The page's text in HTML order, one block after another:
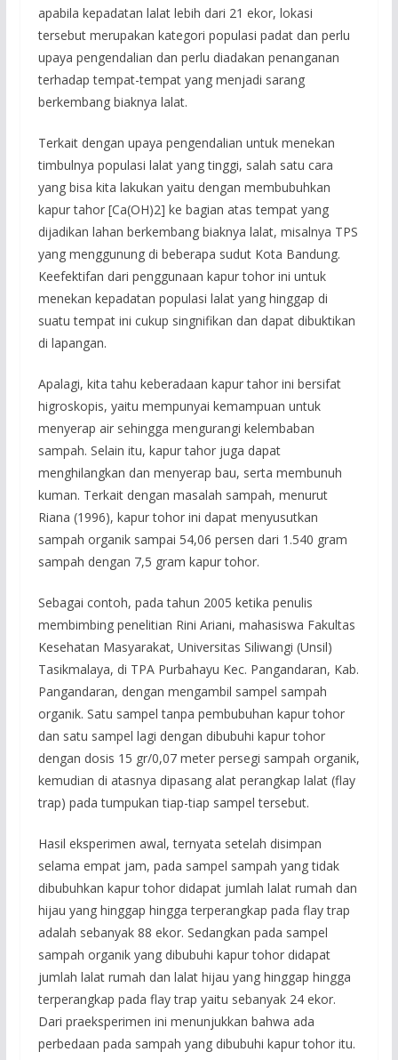
apabila kepadatan lalat lebih dari 21 ekor, lokasi
tersebut merupakan kategori populasi padat dan perlu
upaya pengendalian dan perlu diadakan penanganan
terhadap tempat-tempat yang menjadi sarang
berkembang biaknya lalat.
Terkait dengan upaya pengendalian untuk menekan
timbulnya populasi lalat yang tinggi, salah satu cara
yang bisa kita lakukan yaitu dengan membubuhkan
kapur tahor [Ca(OH)2] ke bagian atas tempat yang
dijadikan lahan berkembang biaknya lalat, misalnya TPS
yang menggunung di beberapa sudut Kota Bandung.
Keefektifan dari penggunaan kapur tohor ini untuk
menekan kepadatan populasi lalat yang hinggap di
suatu tempat ini cukup singnifikan dan dapat dibuktikan
di lapangan.
Apalagi, kita tahu keberadaan kapur tahor ini bersifat
higroskopis, yaitu mempunyai kemampuan untuk
menyerap air sehingga mengurangi kelembaban
sampah. Selain itu, kapur tahor juga dapat
menghilangkan dan menyerap bau, serta membunuh
kuman. Terkait dengan masalah sampah, menurut
Riana (1996), kapur tohor ini dapat menyusutkan
sampah organik sampai 54,06 persen dari 1.540 gram
sampah dengan 7,5 gram kapur tohor.
Sebagai contoh, pada tahun 2005 ketika penulis
membimbing penelitian Rini Ariani, mahasiswa Fakultas
Kesehatan Masyarakat, Universitas Siliwangi (Unsil)
Tasikmalaya, di TPA Purbahayu Kec. Pangandaran, Kab.
Pangandaran, dengan mengambil sampel sampah
organik. Satu sampel tanpa pembubuhan kapur tohor
dan satu sampel lagi dengan dibubuhi kapur tohor
dengan dosis 15 gr/0,07 meter persegi sampah organik,
kemudian di atasnya dipasang alat perangkap lalat (flay
trap) pada tumpukan tiap-tiap sampel tersebut.
Hasil eksperimen awal, ternyata setelah disimpan
selama empat jam, pada sampel sampah yang tidak
dibubuhkan kapur tohor didapat jumlah lalat rumah dan
hijau yang hinggap hingga terperangkap pada flay trap
adalah sebanyak 88 ekor. Sedangkan pada sampel
sampah organik yang dibubuhi kapur tohor didapat
jumlah lalat rumah dan lalat hijau yang hinggap hingga
terperangkap pada flay trap yaitu sebanyak 24 ekor.
Dari praeksperimen ini menunjukkan bahwa ada
perbedaan pada sampah yang dibubuhi kapur tohor itu.